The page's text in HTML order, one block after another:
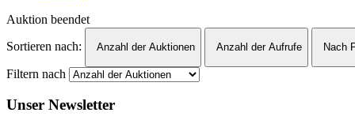
Auktion beendet
Sortieren nach:
Anzahl der Auktionen Anzahl der Aufrufe Nach
Filtern nach
Unser Newsletter